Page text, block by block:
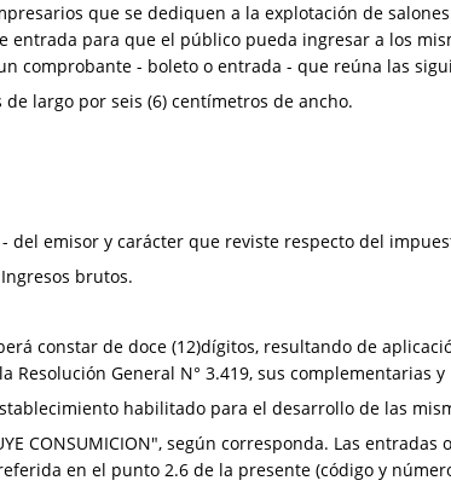
que se dediquen a la explotación de
para que el público pueda ingresar a los
comprobante - boleto o entrada - que reúna las
largo por seis (6) centímetros de ancho.
del emisor y carácter que reviste respecto del
brutos.
constar de doce (12)dígitos, resultando de
Resolución General N° 3.419, sus complementarias
habilitado para el desarrollo de las
CONSUMICION", según corresponda. Las
en el punto 2.6 de la presente (código y